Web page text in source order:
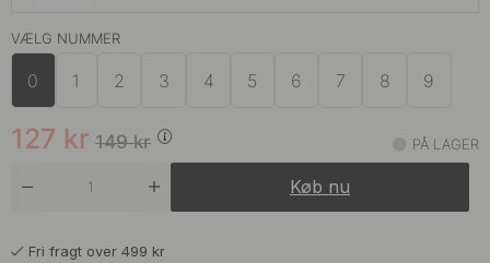
Rustfrit Stål
VÆLG NUMMER
0 1 2 3 4 5 6 7 8 9
149kr
127 kr PÅ LAGER
Køb nu
Fri fragt over 499 kr